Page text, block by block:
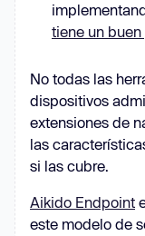
tiene un
No todas las
dispositivos
extensiones de
las
si las cubre.
Aikido Endpoint
este modelo de